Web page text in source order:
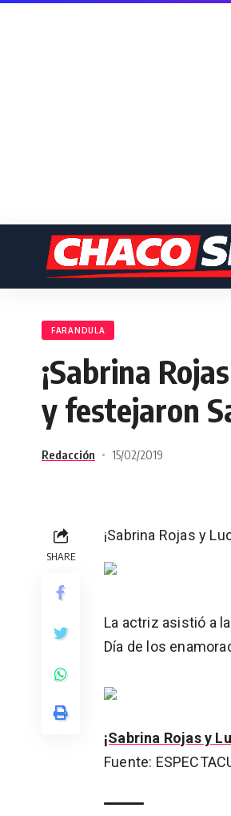
FARANDULA
¡Sabrina
y festejaron
Redacción 15/02/2019
SHARE
¡Sabrina Rojas y
La actriz asistió a
Día de los
¡Sabrina Rojas y
Fuente: